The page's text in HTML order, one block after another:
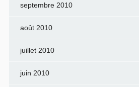
septembre 2010
août 2010
juillet 2010
juin 2010